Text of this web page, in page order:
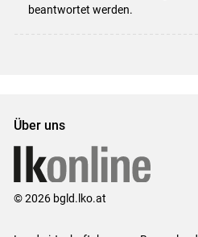
beantwortet werden.
Über uns
© 2026 bgld.lko.at